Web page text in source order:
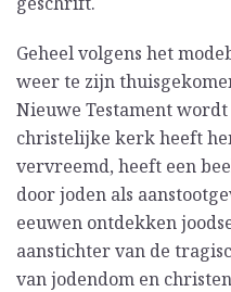
Geheel volgens het
weer te zijn
Nieuwe Testament wordt
christelijke kerk heeft
vervreemd, heeft een
door joden als
eeuwen ontdekken
aanstichter van de
van jodendom en